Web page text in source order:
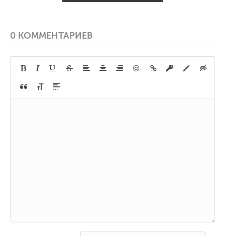
0 КОММЕНТАРИЕВ